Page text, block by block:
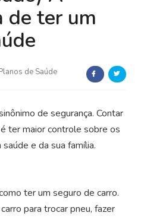
de ter um
de Saúde
de segurança. Contar
ter maior controle sobre os
e da sua família.
ter um seguro de carro.
para trocar pneu, fazer